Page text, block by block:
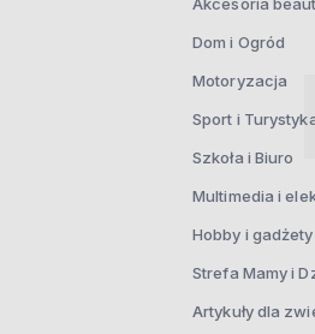
Akcesoria
Dom i Ogród
Motoryzacja
Sport i
Szkoła i Biuro
Multimedia i
Hobby i gadżety
Strefa Mamy i
Artykuły dla